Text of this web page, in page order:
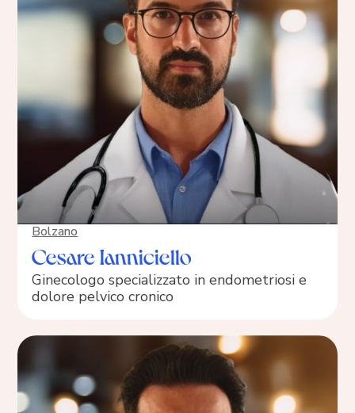
Bolzano
Cesare Ianniciello
Ginecologo specializzato in endometriosi e
dolore pelvico cronico